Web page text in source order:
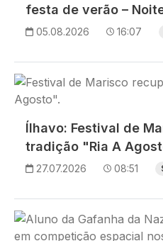
festa de verão –
05.08.2026 16:07
Imagem
Ílhavo: Festival de
tradição "Ria A
27.07.2026 08:51
Imagem